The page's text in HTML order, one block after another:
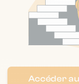
7 pl du
12 r alsace
Accéder